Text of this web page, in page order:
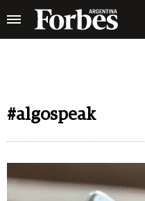
#algospeak